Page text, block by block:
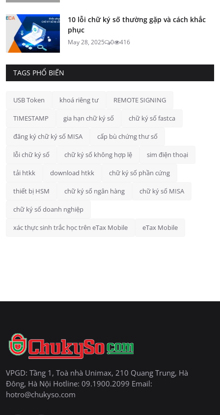
10 lỗi chữ ký số thường gặp và cách khắc
phục
May 28, 2025 0 416
TAGS PHỔ BIẾN
USB Token khoá riêng tư REMOTE SIGNING
TIMESTAMP gia hạn chữ ký số chữ ký số fastca
đăng ký chữ ký số MISA cấp bù chứng thư số
lỗi chữ ký số chữ ký số không hợp lệ sim điện thoại
tải htkk download htkk chữ ký số phần cứng
thiết bị HSM chữ ký số ngân hàng chữ ký số MISA
chữ ký số doanh nghiệp
xác thực sinh trắc học trên eTax Mobile eTax Mobile
VPGD: Tầng 1, Toà nhà Unimax, 210 Quang Trung, Hà
Đông, Hà Nội Hotline: 09.1900.2099 Email:
hotro@chukyso.com